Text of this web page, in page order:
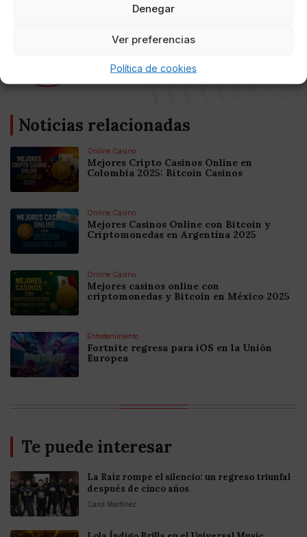
Denegar
Ver preferencias
Política de cookies
AUTOR
Roberto Sada
Noticias relacionadas
Online Casino
Mejores Cripto Casinos Online en
Colombia 2025: Bitcoin Casinos
Online Casino
Mejores Casinos Online con Bitcoin y
Criptomonedas en Argentina 2025
Online Casino
Mejores casinos online con
criptomonedas y Bitcoin en México 2025
Entretenimiento
Fortnite regresa para iOS en la Unión
Europea
Te puede interesar
La Raíz rompe el silencio: un regreso triunfal
después de cinco años
Carol Martínez